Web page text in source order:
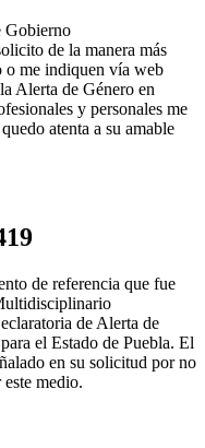
Gobierno
de la manera más
o me indiquen vía web
Alerta de Género en
y personales me
atenta a su amable
de referencia que fue
de Alerta de
el Estado de Puebla. El
en su solicitud por no
medio.